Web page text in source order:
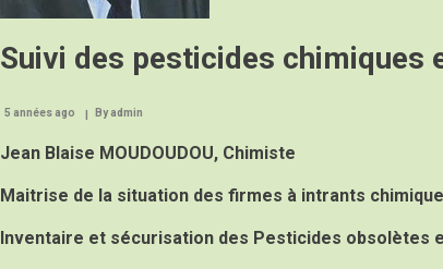
Suivi des pesticides chimiques
5 années ago Byadmin
Jean Blaise MOUDOUDOU, Chimiste
Maitrise de la situation des firmes à intrants
Inventaire et sécurisation des Pesticides obsolètes